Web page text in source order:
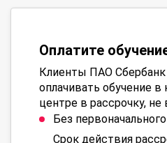
Оплатите
Клиенты ПАО
оплачивать обучение
центре в рассрочку,
Без
Срок действия